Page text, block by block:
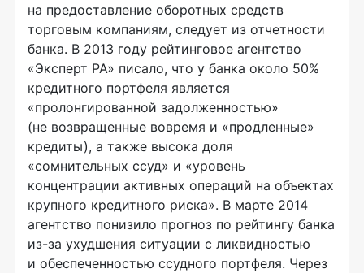
на предоставление оборотных средств
торговым компаниям, следует из отчетности
банка. В 2013 году рейтинговое агентство
«Эксперт РА» писало, что у банка около 50%
кредитного портфеля является
«пролонгированной задолженностью»
(не возвращенные вовремя и «продленные»
кредиты), а также высока доля
«сомнительных ссуд» и «уровень
концентрации активных операций на объектах
крупного кредитного риска». В марте 2014
агентство понизило прогноз по рейтингу банка
из-за ухудшения ситуации с ликвидностью
и обеспеченностью ссудного портфеля. Через